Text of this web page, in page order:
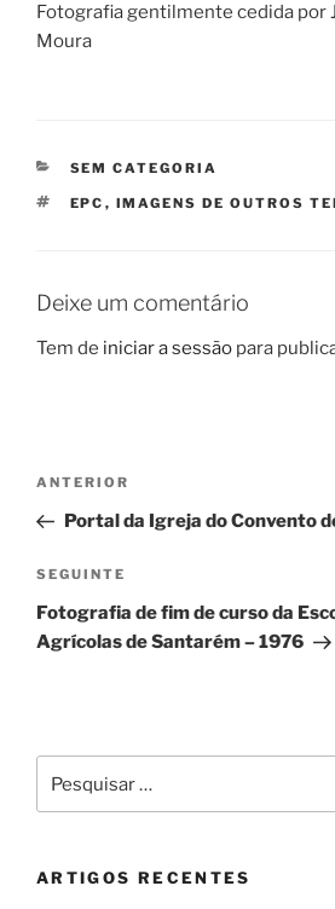
Fotografia gentilmente cedida por
Moura
CATEGORIAS
SEM CATEGORIA
ETIQUETAS
EPC , IMAGENS DE OUTROS
Deixe um comentário
Tem de iniciar a sessão para
Navegação
artigos
Conteúdo
anterior
ANTERIOR
Portal da Igreja do Convento
Conteúdo
seguinte
SEGUINTE
Fotografia de fim de curso da
Agrícolas de Santarém – 1976
por:
ARTIGOS RECENTES